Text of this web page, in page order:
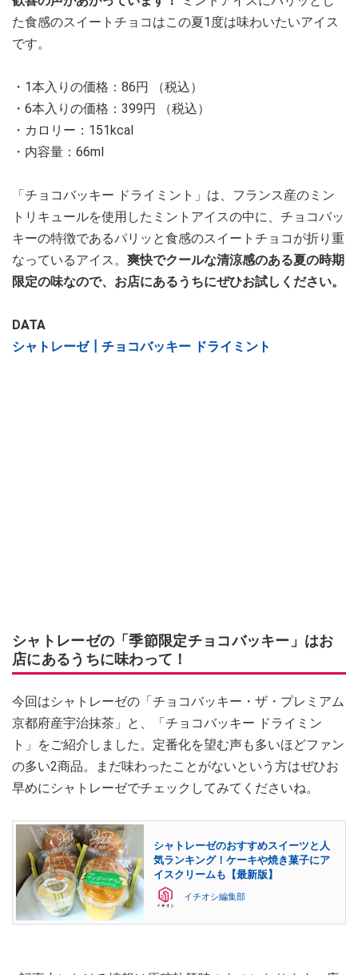
た食感のスイートチョコはこの夏1度は味わいたいアイス
です。
・1本入りの価格：86円 （税込）
・6本入りの価格：399円 （税込）
・カロリー：151kcal
・内容量：66ml
「チョコバッキー ドライミント」は、フランス産のミン
トリキュールを使用したミントアイスの中に、チョコバッ
キーの特徴であるパリッと食感のスイートチョコが折り重
なっているアイス。 爽快でクールな清涼感のある夏の時期
限定の味なので、お店にあるうちにぜひお試しください。
DATA
シャトレーゼ┃チョコバッキー ドライミント
シャトレーゼの「季節限定チョコバッキー」はお
店にあるうちに味わって！
今回はシャトレーゼの「チョコバッキー・ザ・プレミアム
京都府産宇治抹茶」と、「チョコバッキー ドライミン
ト」をご紹介しました。定番化を望む声も多いほどファン
の多い2商品。まだ味わったことがないという方はぜひお
早めにシャトレーゼでチェックしてみてくださいね。
シャトレーゼのおすすめスイーツと人
気ランキング！ケーキや焼き菓子にア
イスクリームも【最新版】
イチオシ編集部